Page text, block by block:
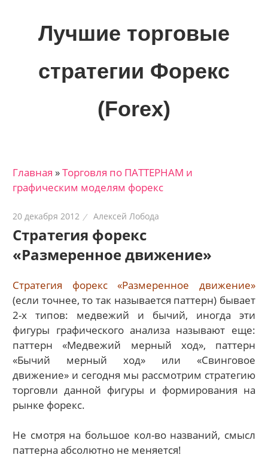
Лучшие торговые
стратегии Форекс
(Forex)
трейдеров
на
рынках:
стратегии,
сигналы,
новости…
Главная »Торговля по ПАТТЕРНАМ и
графическим моделям форекс
20 декабря 2012 Алексей Лобода
Стратегия форекс
«Размеренное движение»
Стратегия форекс «Размеренное движение»
(если точнее, то так называется паттерн) бывает
2-х типов: медвежий и бычий, иногда эти
фигуры графического анализа называют еще:
паттерн «Медвежий мерный ход», паттерн
«Бычий мерный ход» или «Свинговое
движение» и сегодня мы рассмотрим стратегию
торговли данной фигуры и формирования на
рынке форекс.
Не смотря на большое кол-во названий, смысл
паттерна абсолютно не меняется!